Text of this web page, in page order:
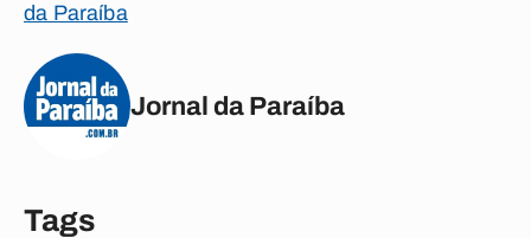
da Paraíba
Jornal da Paraíba
Tags